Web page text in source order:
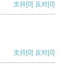
支持[0] 反对[0]
支持[0] 反对[0]